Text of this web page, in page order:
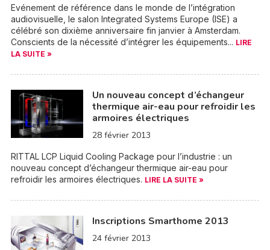
Evénement de référence dans le monde de l’intégration
audiovisuelle, le salon Integrated Systems Europe (ISE) a
célébré son dixième anniversaire fin janvier à Amsterdam.
Conscients de la nécessité d’intégrer les équipements... LIRE
LA SUITE »
Un nouveau concept d’échangeur
thermique air-eau pour refroidir les
armoires électriques
28 février 2013
RITTAL LCP Liquid Cooling Package pour l’industrie : un
nouveau concept d’échangeur thermique air-eau pour
refroidir les armoires électriques. LIRE LA SUITE »
Inscriptions Smarthome 2013
24 février 2013